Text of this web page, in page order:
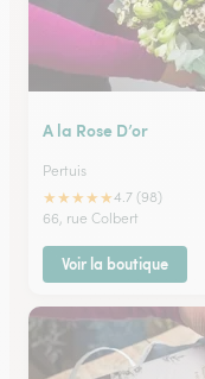
A la Rose D’or
Pertuis
★★★★★4.7 (98)
66, rue Colbert
Voir la boutique